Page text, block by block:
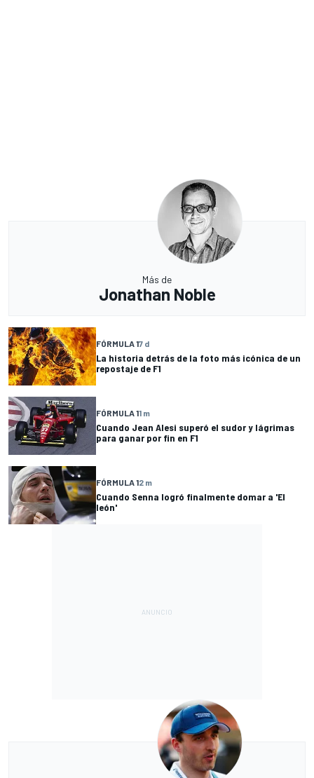
Más de
Jonathan Noble
FÓRMULA 17 d
La historia detrás de la foto más icónica de un
repostaje de F1
FÓRMULA 11 m
Cuando Jean Alesi superó el sudor y lágrimas
para ganar por fin en F1
FÓRMULA 12 m
Cuando Senna logró finalmente domar a 'El
león'